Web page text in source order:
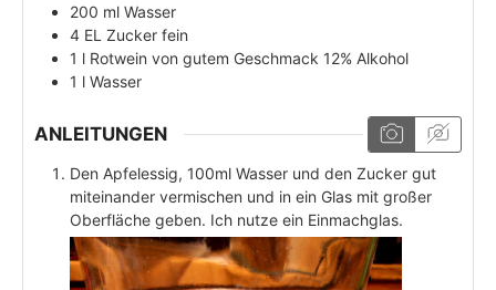
200 ml Wasser
4 EL Zucker fein
1 l Rotwein von gutem Geschmack 12% Alkohol
1 l Wasser
ANLEITUNGEN
Den Apfelessig, 100ml Wasser und den Zucker gut
miteinander vermischen und in ein Glas mit großer
Oberfläche geben. Ich nutze ein Einmachglas.